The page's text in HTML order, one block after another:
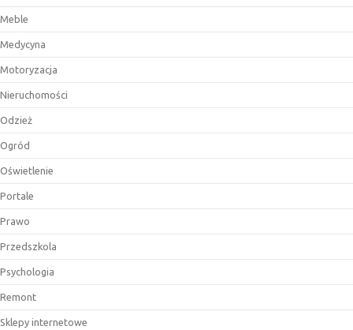
Meble
Medycyna
Motoryzacja
Nieruchomości
Odzież
Ogród
Oświetlenie
Portale
Prawo
Przedszkola
Psychologia
Remont
Sklepy internetowe